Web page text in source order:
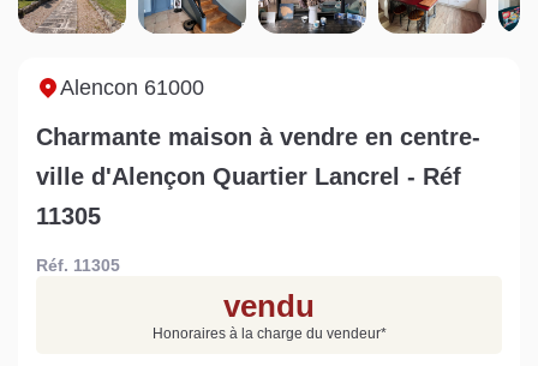
Sarthe pour booster sa
vente
quelles sont les
conséquences ?
Rapide et gratuit, recevez votre estimation
en quelques clics.
Alencon 61000
Charmante maison à vendre en centre-
ville d'Alençon Quartier Lancrel - Réf
11305
Réf. 11305
vendu
Honoraires à la charge du vendeur*